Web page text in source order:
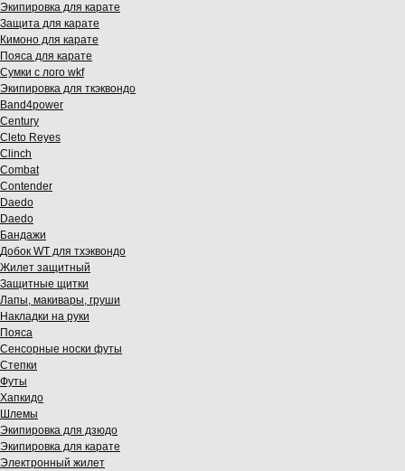
Экипировка для карате
Защита для карате
Кимоно для карате
Пояса для карате
Сумки с лого wkf
Экипировка для ткэквондо
Band4power
Century
Cleto Reyes
Clinch
Combat
Contender
Daedo
Daedo
Бандажи
Добок WT для тхэквондо
Жилет защитный
Защитные щитки
Лапы, макивары, груши
Накладки на руки
Пояса
Сенсорные носки футы
Степки
Футы
Хапкидо
Шлемы
Экипировка для дзюдо
Экипировка для карате
Электронный жилет